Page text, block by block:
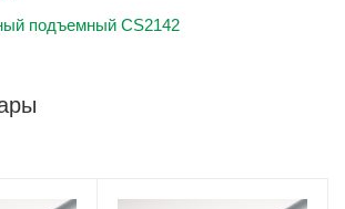
подъемный CS2142